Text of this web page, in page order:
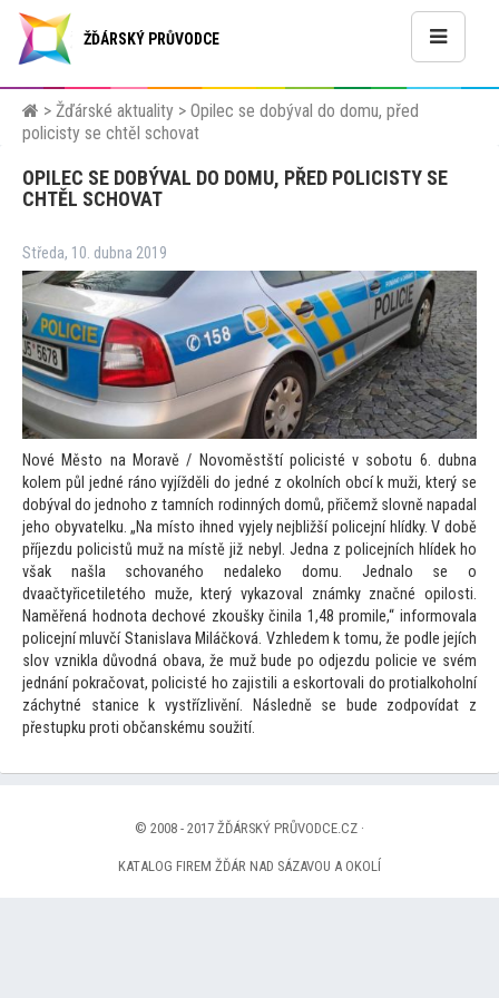
ŽĎÁRSKÝ PRŮVODCE
> Žďárské aktuality > Opilec se dobýval do domu, před
policisty se chtěl schovat
OPILEC SE DOBÝVAL DO DOMU, PŘED POLICISTY SE
CHTĚL SCHOVAT
Středa, 10. dubna 2019
Nové Město na Moravě / Novoměstští policisté v sobotu 6. dubna
kolem půl jedné ráno vyjížděli do jedné z okolních obcí k muži, který se
dobýval do jednoho z tamních rodinných domů, přičemž slovně napadal
jeho obyvatelku. „Na místo ihned vyjely nejbližší policejní hlídky. V době
příjezdu policistů muž na místě již nebyl. Jedna z policejních hlídek ho
však našla schovaného nedaleko domu. Jednalo se o
dvaačtyřicetiletého muže, který vykazoval známky značné opilosti.
Naměřená hodnota dechové zkoušky činila 1,48 promile,“ informovala
policejní mluvčí Stanislava Miláčková. Vzhledem k tomu, že podle jejích
slov vznikla důvodná obava, že muž bude po odjezdu policie ve svém
jednání pokračovat, policisté ho zajistili a eskortovali do protialkoholní
záchytné stanice k vystřízlivění. Následně se bude zodpovídat z
přestupku proti občanskému soužití.
© 2008 - 2017 ŽĎÁRSKÝ PRŮVODCE.CZ ·
KATALOG FIREM ŽĎÁR NAD SÁZAVOU A OKOLÍ